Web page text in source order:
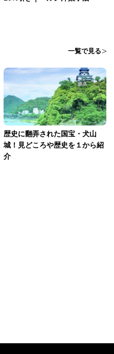
一覧で見る
歴史に翻弄された国宝・犬山
城！見どころや歴史を１から紹
介